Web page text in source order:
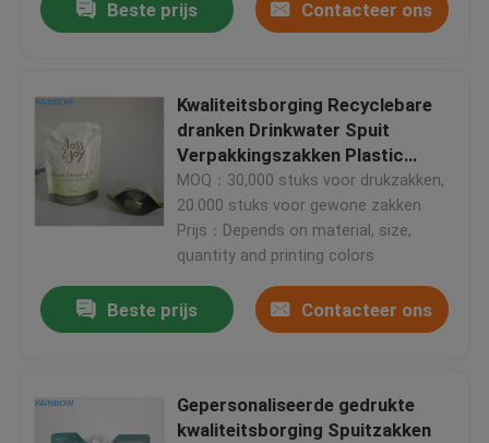
Huis
Over ons
Neem contact met ons op
Beste prijs Contacteer ons
Kwaliteitsborging Recyclebare
dranken Drinkwater Spuit
Verpakkingszakken Plastic
vloeibare zak
MOQ：30,000 stuks voor drukzakken,
20.000 stuks voor gewone zakken
Prijs：Depends on material, size,
quantity and printing colors
Beste prijs Contacteer ons
Gepersonaliseerde gedrukte
kwaliteitsborging Spuitzakken